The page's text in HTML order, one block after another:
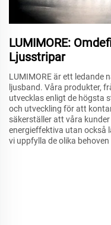
LUMIMORE:
Ljusstripar
LUMIMORE är ett ledande
ljusband. Våra produkter,
utvecklas enligt de högsta
och utveckling för att
säkerställer att våra
energieffektiva utan också
vi uppfylla de olika